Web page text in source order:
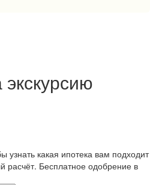
узнать какая ипотека вам подходит
расчёт. Бесплатное одобрение в